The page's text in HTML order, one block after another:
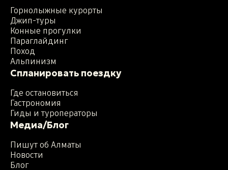
Горнолыжные курорты
Джип-туры
Конные прогулки
Параглайдинг
Поход
Альпинизм
Спланировать поездку
Где остановиться
Гастрономия
Гиды и туроператоры
Медиа/Блог
Пишут об Алматы
Новости
Блог